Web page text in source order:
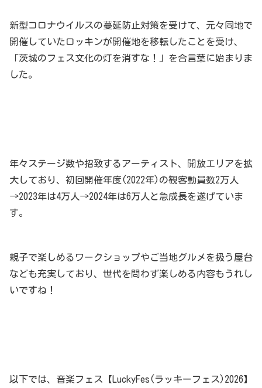
新型コロナウイルスの蔓延防止対策を受けて、元々同地で
開催していたロッキンが開催地を移転したことを受け、
「茨城のフェス文化の灯を消すな！」を合言葉に始まりま
した。
年々ステージ数や招致するアーティスト、開放エリアを拡
大しており、初回開催年度(2022年)の観客動員数2万人
→2023年は4万人→2024年は6万人と急成長を遂げていま
す。
親子で楽しめるワークショップやご当地グルメを扱う屋台
なども充実しており、世代を問わず楽しめる内容もうれし
いですね！
以下では、音楽フェス【LuckyFes(ラッキーフェス)2026】